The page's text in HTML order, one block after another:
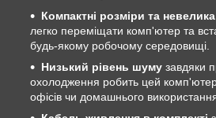
Компактні розміри та
легко переміщати комп'ютер та
будь-якому робочому середовищі.
Низький рівень шуму завдяки
охолодження робить цей
офісів чи домашнього